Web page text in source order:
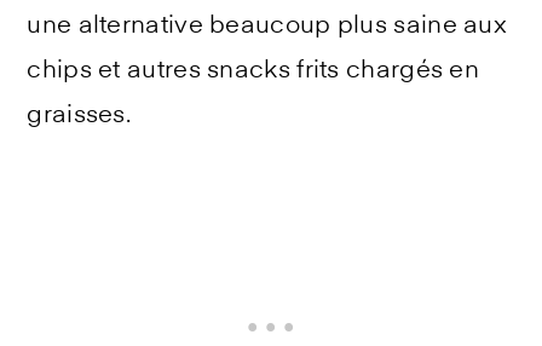
une alternative beaucoup plus saine aux
chips et autres snacks frits chargés en
graisses.